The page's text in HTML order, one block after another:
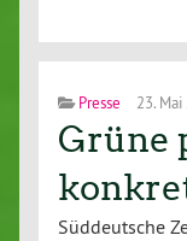
Presse 23.
Grüne
Süddeutsche